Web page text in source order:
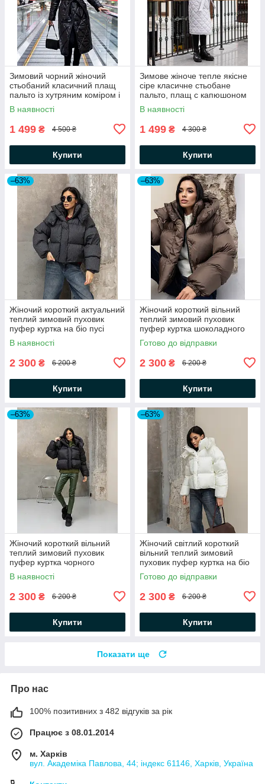
Зимовий чорний жіночий
стьобаний класичний плащ
пальто із хутряним коміром і
капюшоном
В наявності
1 499 ₴ 4 500 ₴
Купити
Зимове жіноче тепле якісне
сіре класичне стьобане
пальто, плащ с капюшоном
Мічиган
В наявності
1 499 ₴ 4 300 ₴
Купити
–63%
Жіночий короткий актуальний
теплий зимовий пуховик
пуфер куртка на біо пусі
В наявності
2 300 ₴ 6 200 ₴
Купити
–63%
Жіночий короткий вільний
теплий зимовий пуховик
пуфер куртка шоколадного
кольору на біо пуху
Готово до відправки
2 300 ₴ 6 200 ₴
Купити
–63%
Жіночий короткий вільний
теплий зимовий пуховик
пуфер куртка чорного
кольору на біо пуху
В наявності
2 300 ₴ 6 200 ₴
Купити
–63%
Жіночий світлий короткий
вільний теплий зимовий
пуховик пуфер куртка на біо
пуху
Готово до відправки
2 300 ₴ 6 200 ₴
Купити
Показати ще
Про нас
100% позитивних з 482 відгуків за рік
Працює з 08.01.2014
м. Харків
вул. Академіка Павлова, 44; індекс 61146, Харків, Україна